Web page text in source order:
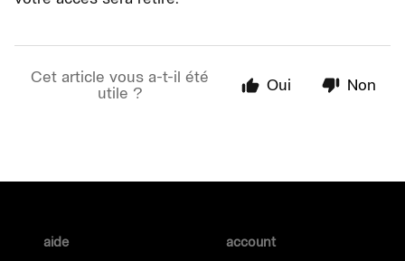
Cet article vous a-t-il été
utile ?
Oui Non
aide account